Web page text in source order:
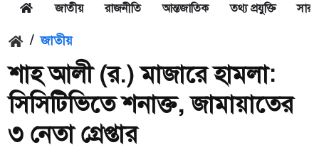
জাতীয় রাজনীতি আন্তজাতিক তথ্য প্রযুক্তি
/ জাতীয়
শাহ আলী (র.) মাজারে হামলা:
সিসিটিভিতে শনাক্ত, জামায়াতের
৩ নেতা গ্রেপ্তার